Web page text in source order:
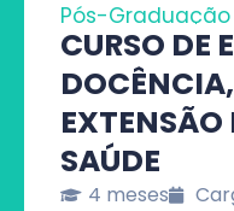
Pós-Graduação
CURSO DE
SAÚDE
4 meses